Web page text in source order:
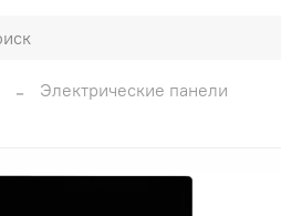
Электрические панели